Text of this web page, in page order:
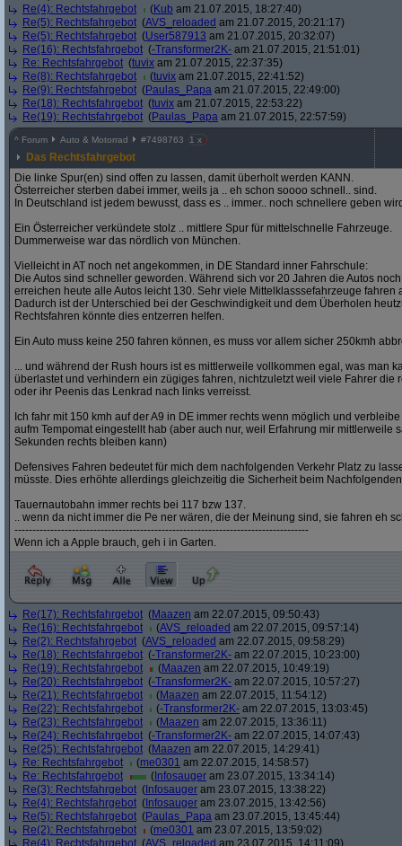
Re(4): Rechtsfahrgebot
(Kub am 21.07.2015, 18:27:40)
Re(5): Rechtsfahrgebot (AVS_reloaded am 21.07.2015, 20:21:17)
Re(5): Rechtsfahrgebot (User587913 am 21.07.2015, 20:32:07)
Re(16): Rechtsfahrgebot (-Transformer2K- am 21.07.2015, 21:51:01)
Re: Rechtsfahrgebot (tuvix am 21.07.2015, 22:37:35)
Re(8): Rechtsfahrgebot
(tuvix am 21.07.2015, 22:41:52)
Re(9): Rechtsfahrgebot (Paulas_Papa am 21.07.2015, 22:49:00)
Re(18): Rechtsfahrgebot (tuvix am 21.07.2015, 22:53:22)
Re(19): Rechtsfahrgebot (Paulas_Papa am 21.07.2015, 22:57:59)
^ Forum Auto & Motorrad #7498763 1 x
Das Rechtsfahrgebot
Die linke Spur(en) sind offen zu lassen, damit überholt werden KANN.
Österreicher sterben dabei immer, weils ja .. eh schon soooo schnell.. sind.
In Deutschland ist jedem bewusst, dass es .. immer.. noch schnellere geben
Ein Österreicher verkündete stolz .. mittlere Spur für mittelschnelle Fahrzeuge.
Dummerweise war das nördlich von München.
Vielleicht in AT noch net angekommen, in DE Standard inner Fahrschule:
Die Autos sind schneller geworden. Während sich vor 20 Jahren die Autos
erreichen heute alle Autos leicht 130. Sehr viele Mittelklasssefahrzeuge fahren
Dadurch ist der Unterschied bei der Geschwindigkeit und dem Überholen
Rechtsfahren könnte dies entzerren helfen.
Ein Auto muss keine 250 fahren können, es muss vor allem sicher 250kmh
... und während der Rush hours ist es mittlerweile vollkommen egal, was man
überlastet und verhindern ein zügiges fahren, nichtzuletzt weil viele Fahrer die
oder ihr Peenis das Lenkrad nach links verreisst.
Ich fahr mit 150 kmh auf der A9 in DE immer rechts wenn möglich und
aufm Tempomat eingestellt hab (aber auch nur, weil Erfahrung mir mittlerweile
Sekunden rechts bleiben kann)
Defensives Fahren bedeutet für mich dem nachfolgenden Verkehr Platz zu
müsste. Dies erhöhte allerdings gleichzeitig die Sicherheit beim
Tauernautobahn immer rechts bei 117 bzw 137.
.. wenn da nicht immer die Pe ner wären, die der Meinung sind, sie fahren eh
----------------------------------------------------------------------------------
Wenn ich a Apple brauch, geh i in Garten.
Re(17): Rechtsfahrgebot (Maazen am 22.07.2015, 09:50:43)
Re(16): Rechtsfahrgebot
(AVS_reloaded am 22.07.2015, 09:57:14)
Re(2): Rechtsfahrgebot (AVS_reloaded am 22.07.2015, 09:58:29)
Re(18): Rechtsfahrgebot (-Transformer2K- am 22.07.2015, 10:23:00)
Re(19): Rechtsfahrgebot
(Maazen am 22.07.2015, 10:49:19)
Re(20): Rechtsfahrgebot (-Transformer2K- am 22.07.2015, 10:57:27)
Re(21): Rechtsfahrgebot
(Maazen am 22.07.2015, 11:54:12)
Re(22): Rechtsfahrgebot
(-Transformer2K- am 22.07.2015, 13:03:45)
Re(23): Rechtsfahrgebot
(Maazen am 22.07.2015, 13:36:11)
Re(24): Rechtsfahrgebot (-Transformer2K- am 22.07.2015, 14:07:43)
Re(25): Rechtsfahrgebot (Maazen am 22.07.2015, 14:29:41)
Re: Rechtsfahrgebot
(me0301 am 22.07.2015, 14:58:57)
Re: Rechtsfahrgebot
( Infosauger am 23.07.2015, 13:34:14)
Re(3): Rechtsfahrgebot ( Infosauger am 23.07.2015, 13:38:22)
Re(4): Rechtsfahrgebot ( Infosauger am 23.07.2015, 13:42:56)
Re(5): Rechtsfahrgebot (Paulas_Papa am 23.07.2015, 13:45:44)
Re(2): Rechtsfahrgebot
(me0301 am 23.07.2015, 13:59:02)
Re(4): Rechtsfahrgebot (AVS_reloaded am 23.07.2015, 14:11:09)